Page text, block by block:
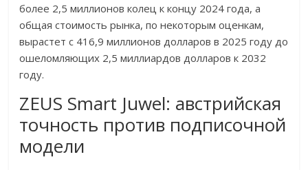
более 2,5 миллионов колец к концу 2024 года, а
общая стоимость рынка, по некоторым оценкам,
вырастет с 416,9 миллионов долларов в 2025 году до
ошеломляющих 2,5 миллиардов долларов к 2032
году.
ZEUS Smart Juwel: австрийская
точность против подписочной
модели